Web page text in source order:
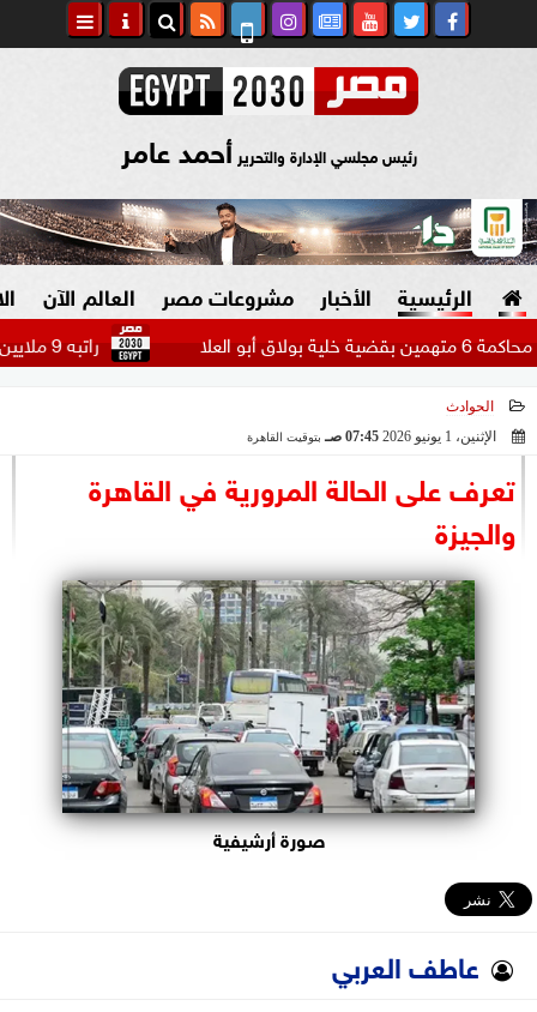
رئيس مجلسي الإدارة والتحرير أحمد عامر
الرئيسية الأخبار
السياسة
الرئاسة
البرلمان
الوزارات
الأحزاب
مشروعات مصر العالم الآن
راتبه 9 ملايين دولار.. بيراميدز يتحرك لضم مهاجم الاتحاد السعودي...
الحوادث
الإثنين، 1 يونيو 2026
07:45 صـ بتوقيت القاهرة
تعرف على الحالة المرورية في القاهرة
والجيزة
صورة أرشيفية
عاطف العربي